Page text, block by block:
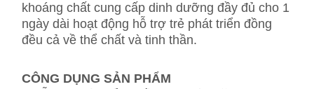
khoáng chất cung cấp dinh dưỡng đầy đủ cho 1
ngày dài hoạt động hỗ trợ trẻ phát triển đồng
đều cả về thể chất và tinh thần.
CÔNG DỤNG SẢN PHẨM